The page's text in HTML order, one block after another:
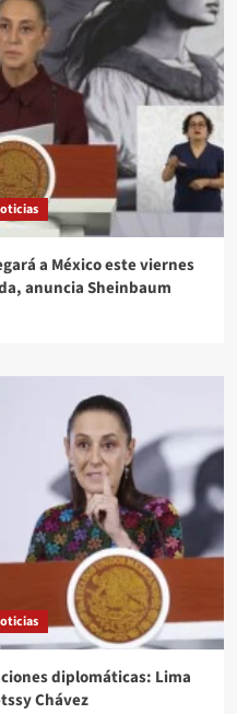
a México este viernes
anuncia Sheinbaum
diplomáticas: Lima
Chávez